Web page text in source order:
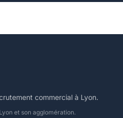
commercial à Lyon.
et son agglomération.